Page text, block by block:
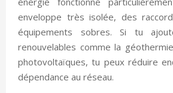
enveloppe très isolée, des
équipements sobres. Si tu
renouvelables comme la
photovoltaïques, tu peux réduire
dépendance au réseau.